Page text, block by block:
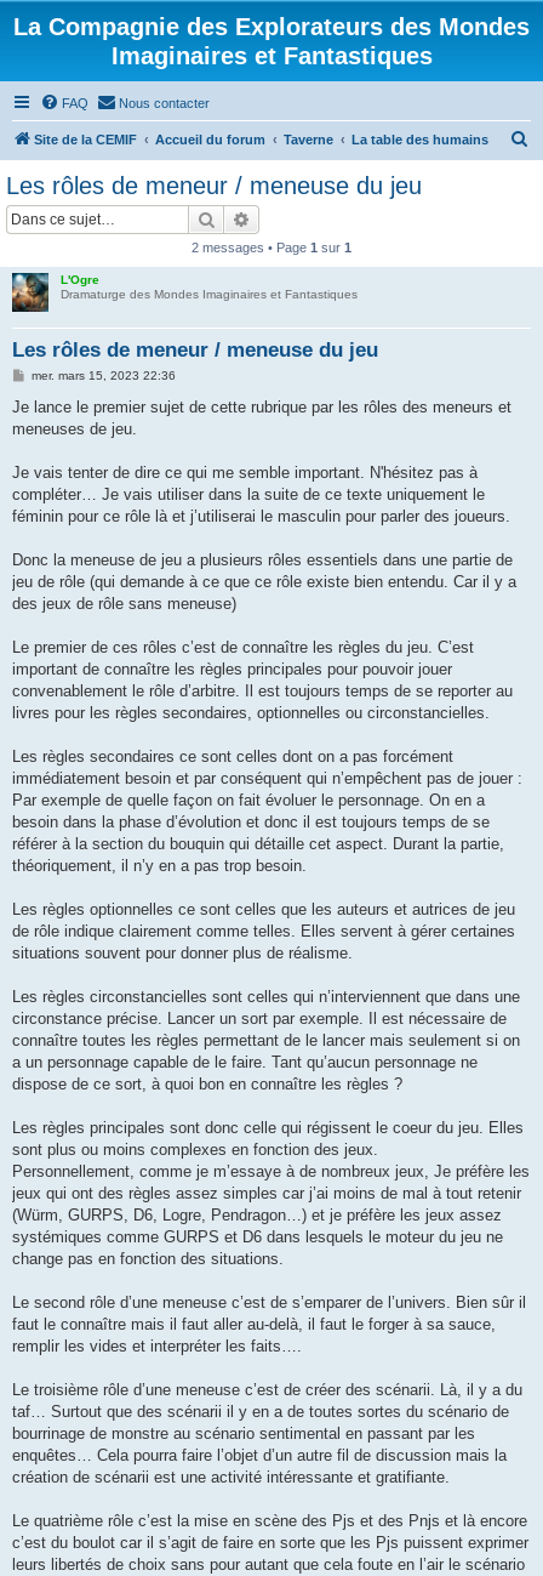
La Compagnie des Explorateurs des Mondes
Imaginaires et Fantastiques
FAQ Nous contacter
Site de la CEMIF Accueil du forum Taverne La table des humains
Les rôles de meneur / meneuse du jeu
Rechercher
2 messages • Page 1 sur 1
L'Ogre
Dramaturge des Mondes Imaginaires et Fantastiques
Les rôles de meneur / meneuse du jeu
M
s
a
mer. mars 15, 2023 22:36
Je lance le premier sujet de cette rubrique par les rôles des meneurs et
meneuses de jeu.
Je vais tenter de dire ce qui me semble important. N'hésitez pas à
compléter… Je vais utiliser dans la suite de ce texte uniquement le
féminin pour ce rôle là et j’utiliserai le masculin pour parler des joueurs.
Donc la meneuse de jeu a plusieurs rôles essentiels dans une partie de
jeu de rôle (qui demande à ce que ce rôle existe bien entendu. Car il y a
des jeux de rôle sans meneuse)
Le premier de ces rôles c’est de connaître les règles du jeu. C’est
important de connaître les règles principales pour pouvoir jouer
convenablement le rôle d’arbitre. Il est toujours temps de se reporter au
livres pour les règles secondaires, optionnelles ou circonstancielles.
Les règles secondaires ce sont celles dont on a pas forcément
immédiatement besoin et par conséquent qui n’empêchent pas de jouer :
Par exemple de quelle façon on fait évoluer le personnage. On en a
besoin dans la phase d’évolution et donc il est toujours temps de se
référer à la section du bouquin qui détaille cet aspect. Durant la partie,
théoriquement, il n’y en a pas trop besoin.
Les règles optionnelles ce sont celles que les auteurs et autrices de jeu
de rôle indique clairement comme telles. Elles servent à gérer certaines
situations souvent pour donner plus de réalisme.
Les règles circonstancielles sont celles qui n’interviennent que dans une
circonstance précise. Lancer un sort par exemple. Il est nécessaire de
connaître toutes les règles permettant de le lancer mais seulement si on
a un personnage capable de le faire. Tant qu’aucun personnage ne
dispose de ce sort, à quoi bon en connaître les règles ?
Les règles principales sont donc celle qui régissent le coeur du jeu. Elles
sont plus ou moins complexes en fonction des jeux.
Personnellement, comme je m’essaye à de nombreux jeux, Je préfère les
jeux qui ont des règles assez simples car j’ai moins de mal à tout retenir
(Würm, GURPS, D6, Logre, Pendragon…) et je préfère les jeux assez
systémiques comme GURPS et D6 dans lesquels le moteur du jeu ne
change pas en fonction des situations.
Le second rôle d’une meneuse c’est de s’emparer de l’univers. Bien sûr il
faut le connaître mais il faut aller au-delà, il faut le forger à sa sauce,
remplir les vides et interpréter les faits….
Le troisième rôle d’une meneuse c’est de créer des scénarii. Là, il y a du
taf… Surtout que des scénarii il y en a de toutes sortes du scénario de
bourrinage de monstre au scénario sentimental en passant par les
enquêtes… Cela pourra faire l’objet d’un autre fil de discussion mais la
création de scénarii est une activité intéressante et gratifiante.
Le quatrième rôle c’est la mise en scène des Pjs et des Pnjs et là encore
c’est du boulot car il s’agit de faire en sorte que les Pjs puissent exprimer
leurs libertés de choix sans pour autant que cela foute en l’air le scénario